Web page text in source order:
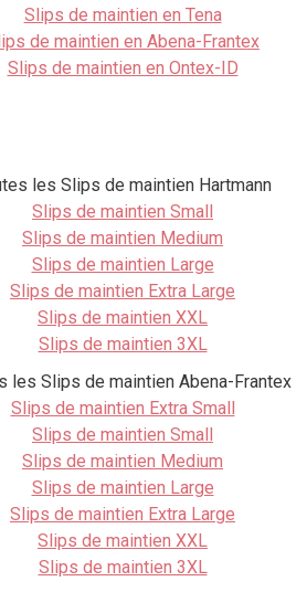
Slips de maintien en Tena
de maintien en Abena-Frantex
Slips de maintien en Ontex-ID
les Slips de maintien Hartmann
Slips de maintien Small
Slips de maintien Medium
Slips de maintien Large
Slips de maintien Extra Large
Slips de maintien XXL
Slips de maintien 3XL
les Slips de maintien Abena-Frantex
Slips de maintien Extra Small
Slips de maintien Small
Slips de maintien Medium
Slips de maintien Large
Slips de maintien Extra Large
Slips de maintien XXL
Slips de maintien 3XL